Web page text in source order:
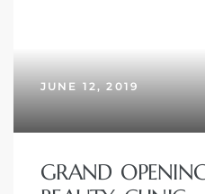
JUNE 12, 2019
GRAND